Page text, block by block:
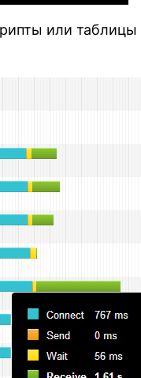
или